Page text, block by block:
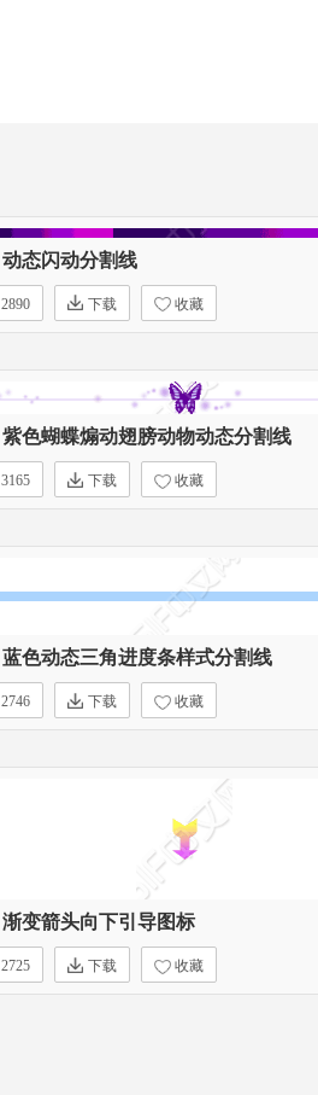
动态闪动分割线
2890 下载 收藏
紫色蝴蝶煽动翅膀动物动态分割线
3165 下载 收藏
蓝色动态三角进度条样式分割线
2746 下载 收藏
渐变箭头向下引导图标
2725 下载 收藏